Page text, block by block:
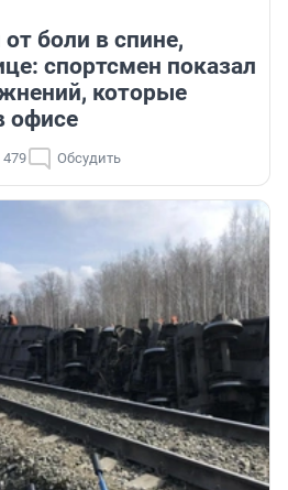
боли в спине,
спортсмен показал
которые
офисе
479 Обсудить